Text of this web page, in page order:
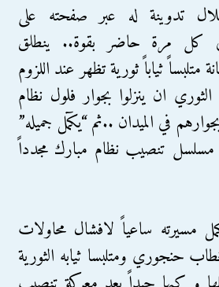
تدوينة له عبر صفحته على
كل مرة حاضر بقوة.. ينطلق
ثياباً ثورية تظهر عند اللزوم
ان ينزلوا بجوار فلول نظام
في الميدان ..ثم “يكمٓل جميله”
تنصيب نظام مبارك مجدداً
مسيرته ساعياً لافشال محاولات
حنجوري ومتلبسا ثيابه الثورية